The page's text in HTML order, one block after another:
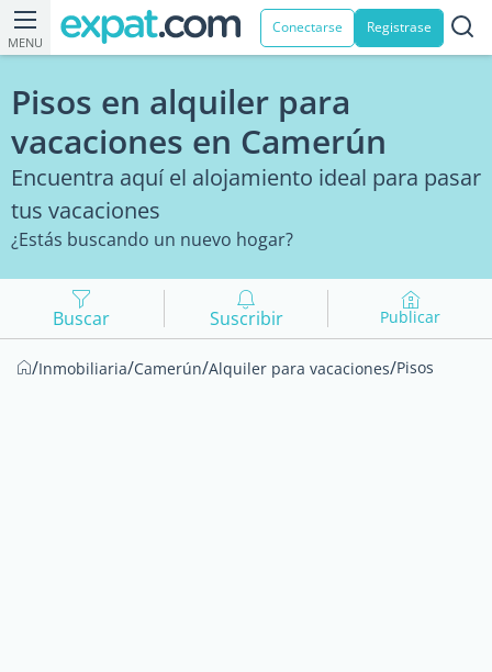
MENU
Conectarse Registrase
Pisos en alquiler para
vacaciones en Camerún
Encuentra aquí el alojamiento ideal para pasar
tus vacaciones
¿Estás buscando un nuevo hogar?
Buscar Suscribir Publicar
/Inmobiliaria/Camerún/Alquiler para vacaciones/Pisos